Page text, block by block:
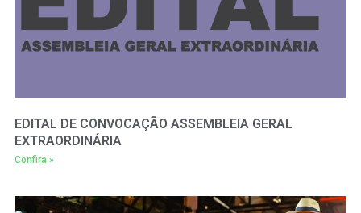
EDITAL DE CONVOCAÇÃO ASSEMBLEIA GERAL
EXTRAORDINÁRIA
Confira »